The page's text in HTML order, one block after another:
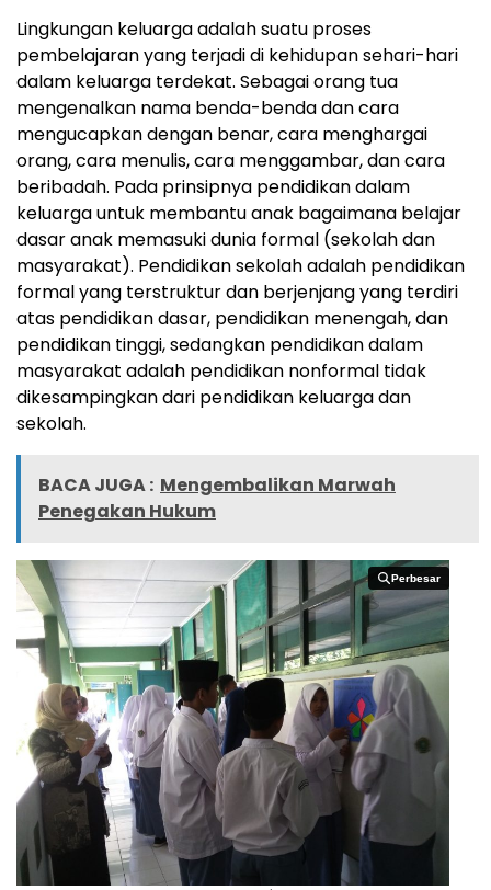
Lingkungan keluarga adalah suatu proses
pembelajaran yang terjadi di kehidupan sehari-hari
dalam keluarga terdekat. Sebagai orang tua
mengenalkan nama benda-benda dan cara
mengucapkan dengan benar, cara menghargai
orang, cara menulis, cara menggambar, dan cara
beribadah. Pada prinsipnya pendidikan dalam
keluarga untuk membantu anak bagaimana belajar
dasar anak memasuki dunia formal (sekolah dan
masyarakat). Pendidikan sekolah adalah pendidikan
formal yang terstruktur dan berjenjang yang terdiri
atas pendidikan dasar, pendidikan menengah, dan
pendidikan tinggi, sedangkan pendidikan dalam
masyarakat adalah pendidikan nonformal tidak
dikesampingkan dari pendidikan keluarga dan
sekolah.
BACA JUGA : Mengembalikan Marwah
Penegakan Hukum
Perbesar
Perbesar